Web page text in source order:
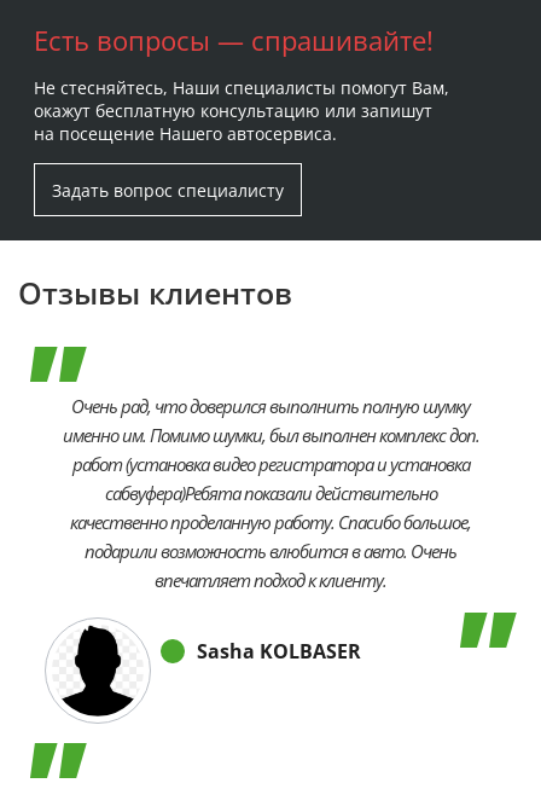
Есть вопросы — спрашивайте!
Не стесняйтесь, Наши специалисты помогут Вам,
окажут бесплатную консультацию или запишут
на посещение Нашего автосервиса.
Задать вопрос специалисту
Отзывы клиентов
Очень рад, что доверился выполнить полную шумку
именно им. Помимо шумки, был выполнен комплекс доп.
работ (установка видео регистратора и установка
сабвуфера)Ребята показали действительно
качественно проделанную работу. Спасибо большое,
подарили возможность влюбится в авто. Очень
впечатляет подход к клиенту.
Sasha KOLBASER